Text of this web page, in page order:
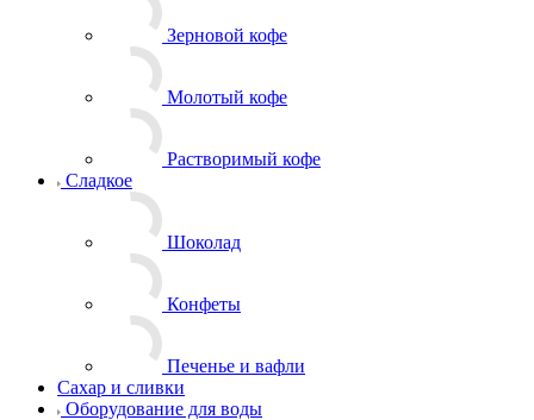
Зерновой кофе
Молотый кофе
Растворимый кофе
Сладкое
Шоколад
Конфеты
Печенье и вафли
Сахар и сливки
Оборудование для воды